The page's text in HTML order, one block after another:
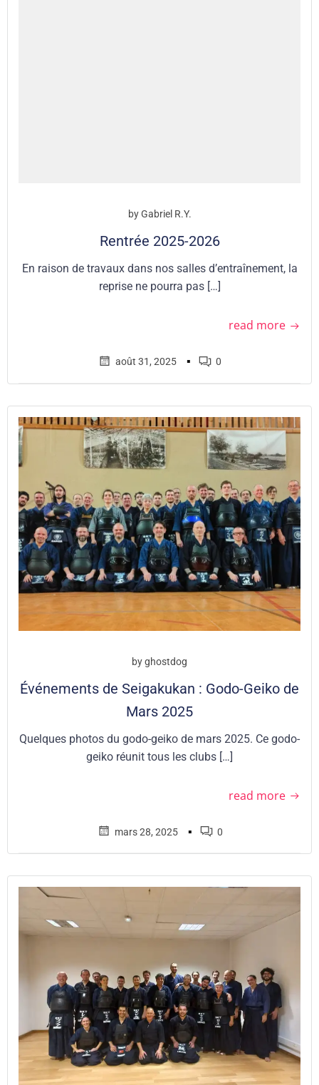
byGabriel R.Y.
Rentrée 2025-2026
En raison de travaux dans nos salles d’entraînement, la
reprise ne pourra pas […]
read more
août 31, 2025 ▪ 0
byghostdog
Événements de Seigakukan : Godo-Geiko de
Mars 2025
Quelques photos du godo-geiko de mars 2025. Ce godo-
geiko réunit tous les clubs […]
read more
mars 28, 2025 ▪ 0